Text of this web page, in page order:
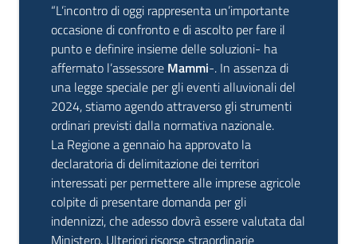
“L’incontro di oggi rappresenta un’importante
occasione di confronto e di ascolto per fare il
punto e definire insieme delle soluzioni- ha
affermato l’assessore Mammi-. In assenza di
una legge speciale per gli eventi alluvionali del
2024, stiamo agendo attraverso gli strumenti
ordinari previsti dalla normativa nazionale.
La Regione a gennaio ha approvato la
declaratoria di delimitazione dei territori
interessati per permettere alle imprese agricole
colpite di presentare domanda per gli
indennizzi, che adesso dovrà essere valutata dal
Ministero. Ulteriori risorse straordinarie